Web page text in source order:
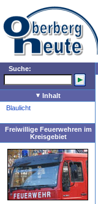
Suche:
Inhalt
Blaulicht
Freiwillige Feuerwehren im
Kreisgebiet